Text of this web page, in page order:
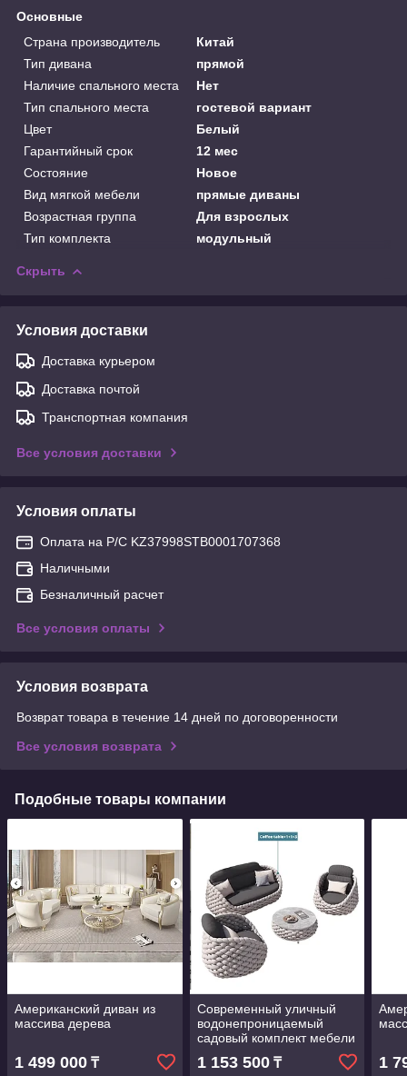
Основные
Страна производитель
Китай
Тип дивана
прямой
Наличие спального места
Нет
Тип спального места
гостевой вариант
Цвет
Белый
Гарантийный срок
12 мес
Состояние
Новое
Вид мягкой мебели
прямые диваны
Возрастная группа
Для взрослых
Тип комплекта
модульный
Скрыть
Условия доставки
Доставка курьером
Доставка почтой
Транспортная компания
Все условия доставки
Условия оплаты
Оплата на Р/С KZ37998STB0001707368
Наличными
Безналичный расчет
Все условия оплаты
Условия возврата
Возврат товара в течение 14 дней по договоренности
Все условия возврата
Подобные товары компании
Американский диван из
массива дерева
1 499 000 ₸
Современный уличный
водонепроницаемый
садовый комплект мебели
из ротанга для обеденной
зоны
1 153 500₸ 1